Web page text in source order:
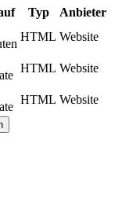
Typ
Anbieter
HTML Website
HTML Website
HTML Website